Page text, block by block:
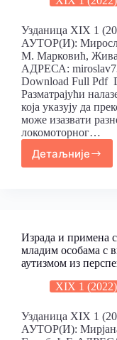
Узданица XIX 1
АУТОР(И):
М. Марковић,
АДРЕСА:
Download Full
Разматрајући
која указују да
може изазвати
локомоторног…
Детаљније
Израда и примена
младим особама с
аутизмом из
XIX 1 (2022)
Узданица XIX 1
АУТОР(И):